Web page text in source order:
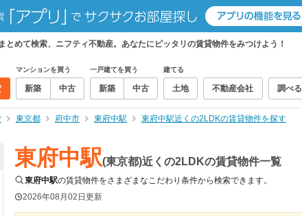
めて検索、ニフティ不動産。あなたにピッタリの賃貸物件をみつけよう！
マンションを買う
新築 中古
一戸建てを買う
新築 中古
建てる
土地 不動産会社 調べる
東京都 府中市 東府中駅 東府中駅近くの2LDKの賃貸物件を探す
東府中駅(東京都)近くの2LDKの賃貸物件一覧
東府中駅の賃貸物件をさまざまなこだわり条件から検索できます。
2026年08月02日更新